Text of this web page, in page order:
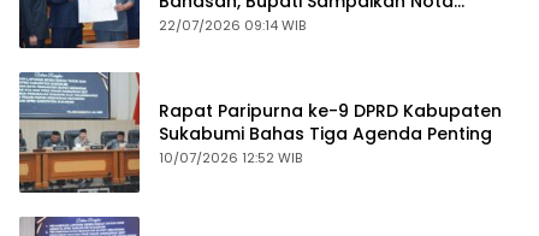
Pengantar PDAM
22/07/2026 09:14 WIB
Rapat Paripurna ke-9 DPRD Kabupaten
Sukabumi Bahas Tiga Agenda Penting
10/07/2026 12:52 WIB